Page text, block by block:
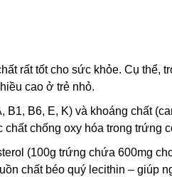
rất tốt cho sức khỏe. Cụ thể,
cao ở trẻ nhỏ.
B6, E, K) và khoáng chất
chống oxy hóa trong trứng
(100g trứng chứa 600mg
chất béo quý lecithin – giúp